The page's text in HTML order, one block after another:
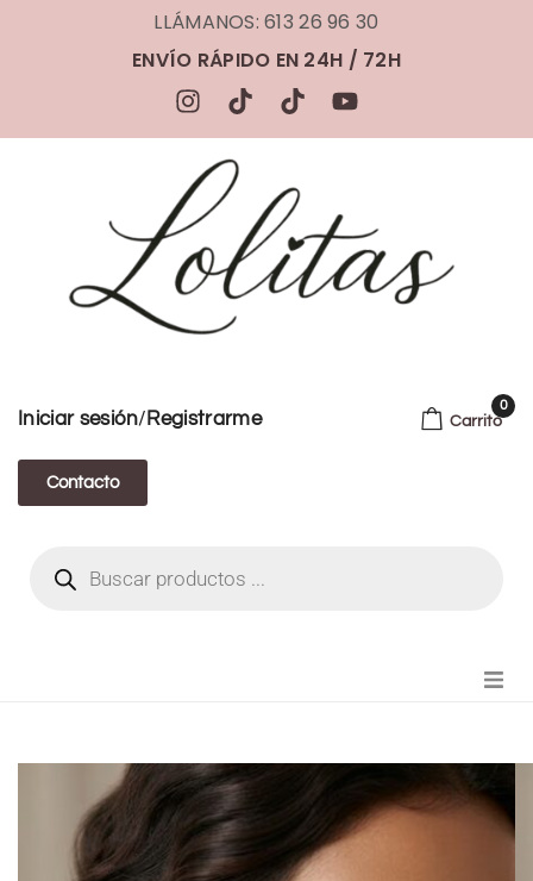
LLÁMANOS: 613 26 96 30
ENVÍO RÁPIDO EN 24H / 72H
Iniciar sesión/ Registrarme
Contacto
Carrito
0
FIANZA TIKTOK
MODA CHICA